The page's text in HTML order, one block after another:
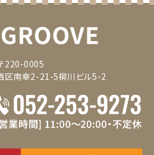
220-0005
区南幸2-21-5柳川ビル5-2